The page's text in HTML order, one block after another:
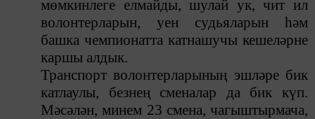
мөмкинлеге елмайды, шулай ук, чит ил
волонтерларын, уен судьяларын һәм
башка чемпионатта катнашучы кешеләрне
каршы алдык.
Транспорт волонтерларының эшләре бик
катлаулы, безнең сменалар да бик күп.
Мәсәлән, минем 23 смена, чагыштырмача,